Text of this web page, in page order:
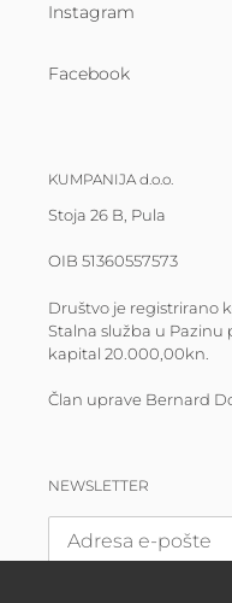
Instagram
Facebook
KUMPANIJA d.o.o.
Stoja 26 B, Pula
OIB 51360557573
Društvo je registrirano
Stalna služba u Pazinu
kapital 20.000,00kn.
Član uprave Bernard
NEWSLETTER